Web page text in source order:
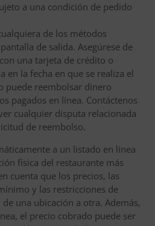
a una condición de pedido
de los métodos
de salida. Asegúrese de
una tarjeta de crédito o
en la fecha en que se realiza el
puede reembolsar dinero
pagados en línea. Contáctenos
cualquier disputa relacionada
de reembolso.
a un listado en línea
física del restaurante más
cuenta que los precios, las
y las restricciones de
una ubicación a otra. Además,
el precio cobrado puede ser